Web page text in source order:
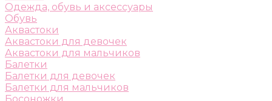
Одежда, обувь и аксессуары
Обувь
Аквастоки
Аквастоки для девочек
Аквастоки для мальчиков
Балетки
Балетки для девочек
Балетки для мальчиков